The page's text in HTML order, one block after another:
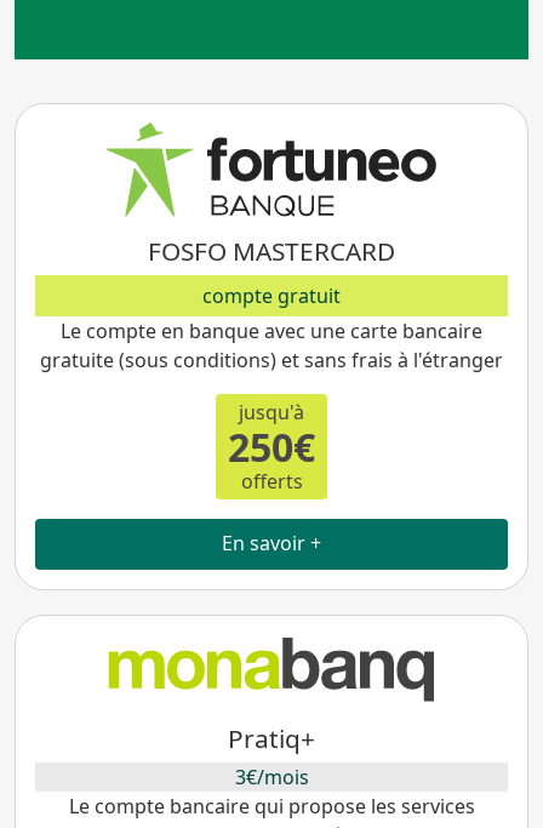
FOSFO MASTERCARD
compte gratuit
Le compte en banque avec une carte bancaire
gratuite (sous conditions) et sans frais à l'étranger
jusqu'à
250€
offerts
En savoir +
Pratiq+
3€/mois
Le compte bancaire qui propose les services